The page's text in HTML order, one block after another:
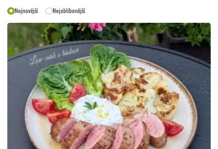
Nejnovější Nejoblíbenější